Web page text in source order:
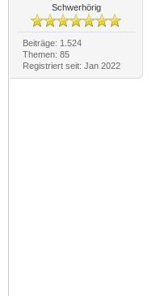
Schwerhörig
Beiträge: 1.524
Themen: 85
Registriert seit: Jan 2022